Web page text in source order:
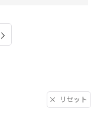
リセット